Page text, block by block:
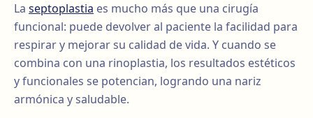
La septoplastia es mucho más que una cirugía
funcional: puede devolver al paciente la facilidad para
respirar y mejorar su calidad de vida. Y cuando se
combina con una rinoplastia, los resultados estéticos
y funcionales se potencian, logrando una nariz
armónica y saludable.